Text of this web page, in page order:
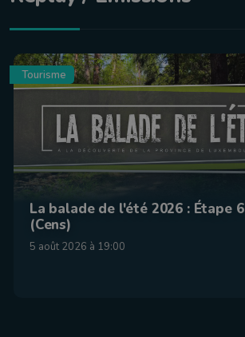
Tourisme
La balade de l'été 2026 : Étape 6
(Cens)
5 août 2026 à 19:00